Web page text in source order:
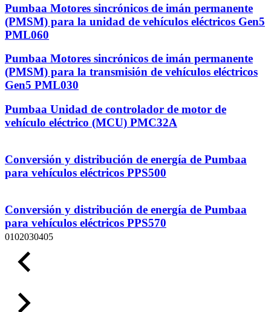
Pumbaa Motores sincrónicos de imán permanente
(PMSM) para la unidad de vehículos eléctricos Gen5
PML060
Pumbaa Motores sincrónicos de imán permanente
(PMSM) para la transmisión de vehículos eléctricos
Gen5 PML030
Pumbaa Unidad de controlador de motor de
vehículo eléctrico (MCU) PMC32A
Conversión y distribución de energía de Pumbaa
para vehículos eléctricos PPS500
Conversión y distribución de energía de Pumbaa
para vehículos eléctricos PPS570
0102030405